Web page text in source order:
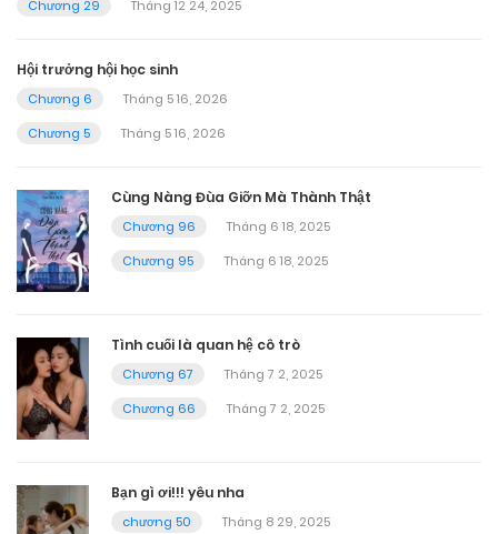
Chương 29
Tháng 12 24, 2025
Hội trưởng hội học sinh
Chương 6
Tháng 5 16, 2026
Chương 5
Tháng 5 16, 2026
Cùng Nàng Đùa Giỡn Mà Thành Thật
Chương 96
Tháng 6 18, 2025
Chương 95
Tháng 6 18, 2025
Tình cuối là quan hệ cô trò
Chương 67
Tháng 7 2, 2025
Chương 66
Tháng 7 2, 2025
Bạn gì ơi!!! yêu nha
chương 50
Tháng 8 29, 2025